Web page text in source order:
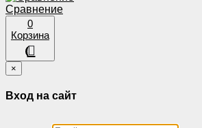
Сравнение
0
Корзина
×
Вход на сайт